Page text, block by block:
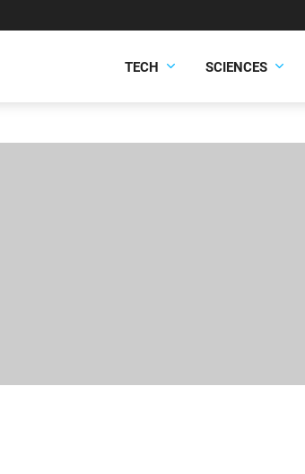
TECH SCIENCES